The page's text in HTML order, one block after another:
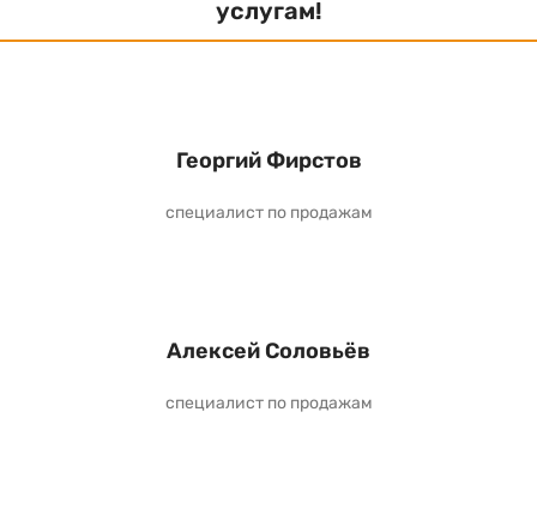
услугам!
Георгий Фирстов
специалист по продажам
Алексей Соловьёв
специалист по продажам